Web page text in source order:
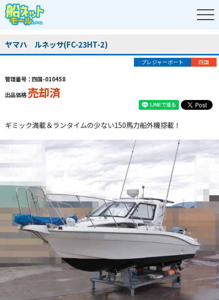
ヤマハ ルネッサ(FC-23HT-2)
プレジャーボート 四国
管理番号：四国-010458
出品価格売却済
ギミック満載＆ランタイムの少ない150馬力船外機搭載！